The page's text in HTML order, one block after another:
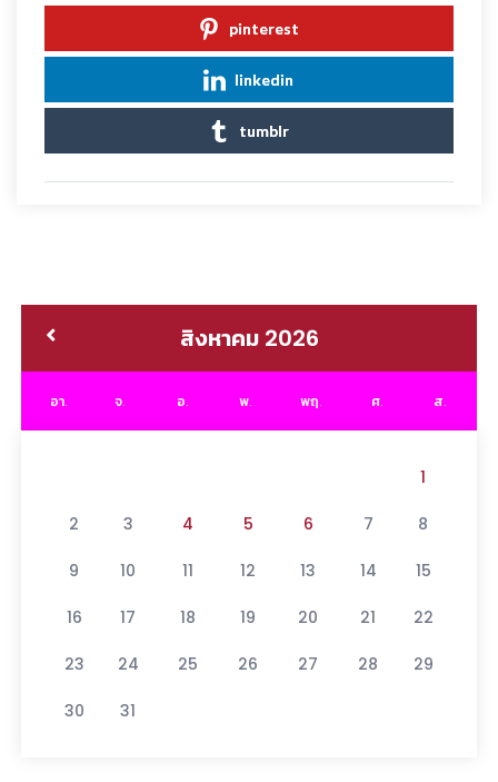
pinterest
linkedin
tumblr
สิงหาคม 2026
อา. จ. อ. พ. พฤ. ศ. ส.
1
2 3 4 5 6 7 8
9 10 11 12 13 14 15
16 17 18 19 20 21 22
23 24 25 26 27 28 29
30 31